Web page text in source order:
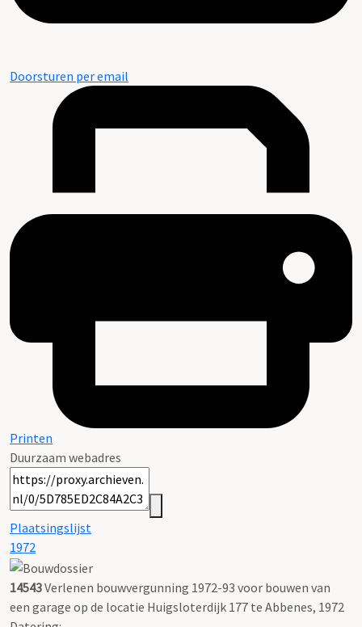
Doorsturen per email
Printen
Duurzaam webadres
Plaatsingslijst
1972
14543Verlenen bouwvergunning 1972-93 voor bouwen van
een garage op de locatie Huigsloterdijk 177 te Abbenes, 1972